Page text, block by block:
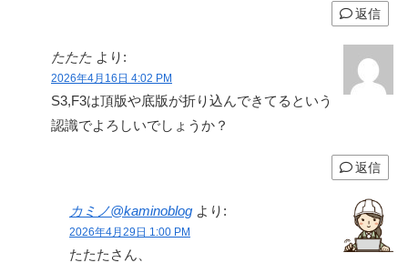
返信
たたた より:
2026年4月16日 4:02 PM
S3,F3は頂版や底版が折り込んできてるという
認識でよろしいでしょうか？
返信
カミノ@kaminoblog より:
2026年4月29日 1:00 PM
たたたさん、